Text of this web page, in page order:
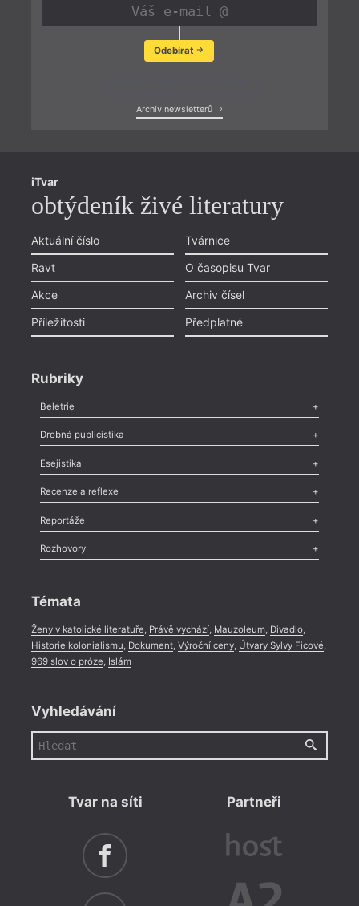
Odebírat
Archiv newsletterů
iTvar
obtýdeník živé literatury
Aktuální číslo
Ravt
Akce
Příležitosti
Tvárnice
O časopisu Tvar
Archiv čísel
Předplatné
Rubriky
Beletrie
Poezie,Próza,Dokumenty
Drobná publicistika
Odlesk
Nekrolog,Glosa,Sloupek,Pozvánka,Literární soutěž,
Esejistika
Esej ,Pádlo,Úvaha
Recenze a reflexe
Recenze
Méně slov o próze,Celá rubrika
Reportáže
Literární zítřky
Celá rubrika
Rozhovory
Témata
Ženy v katolické literatuře, Právě vychází, Mauzoleum, Divadlo,
Historie kolonialismu, Dokument, Výroční ceny, Útvary Sylvy Ficové,
969 slov o próze, Islám
Vyhledávání
Tvar na síti Partneři